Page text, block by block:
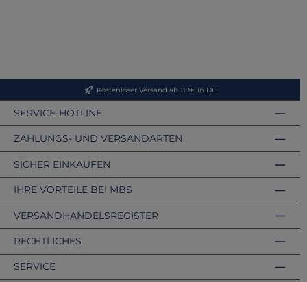
Kostenloser Versand ab 119€ in DE
SERVICE-HOTLINE
ZAHLUNGS- UND VERSANDARTEN
VERSANDHANDELSREGISTER
SICHER EINKAUFEN
IHRE VORTEILE BEI MBS
RECHTLICHES
SERVICE